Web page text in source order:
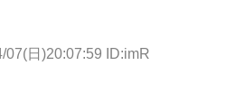
07(日)20:07:59 ID:imR